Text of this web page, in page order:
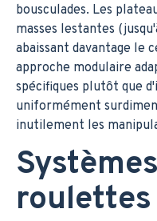
bousculades. Les
masses lestantes
abaissant davantage le
approche modulaire
spécifiques plutôt que
uniformément
inutilement les